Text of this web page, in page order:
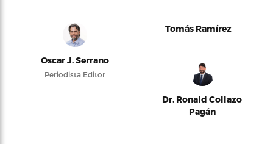
Oscar J. Serrano
Periodista Editor
Tomás Ramírez
Dr. Ronald Collazo
Pagán